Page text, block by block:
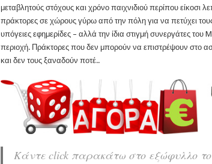
μεταβλητούς στόχους και χρόνο παιχνιδιού περίπου είκοσι
πράκτορες σε χώρους γύρω από την πόλη για να πετύχει
υπόγειες εφημερίδες – αλλά την ίδια στιγμή συνεργάτες του
περιοχή. Πράκτορες που δεν μπορούν να επιστρέψουν στο
και δεν τους ξαναδούν ποτέ..
Κάντε click παρακάτω στο εξώφυλλο